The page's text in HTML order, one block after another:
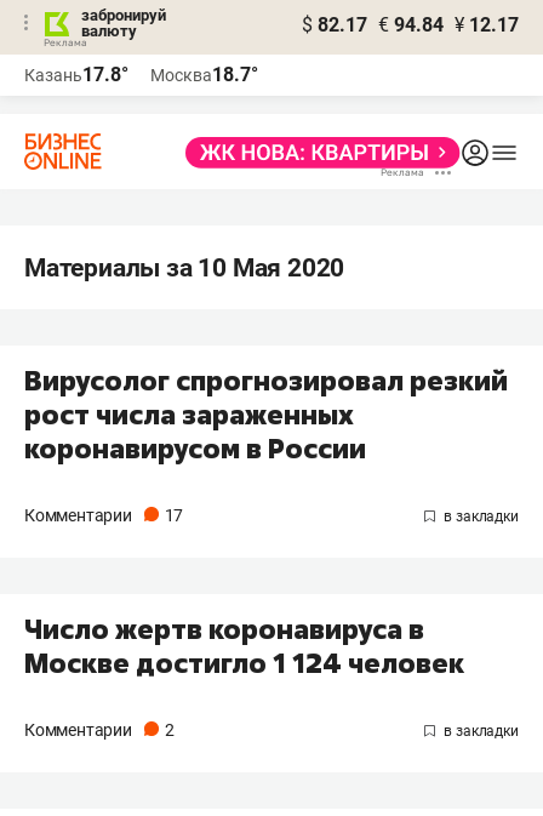
забронируй
валюту
$ 82.17 € 94.84 ¥ 12.17
Казань17.8° Москва18.7°
Материалы за 10 Мая 2020
Вирусолог спрогнозировал резкий
рост числа зараженных
коронавирусом в России
Комментарии 17
Число жертв коронавируса в
Москве достигло 1 124 человек
Комментарии 2